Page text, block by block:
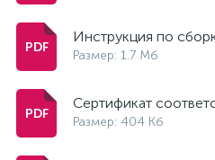
Инструкция по
Размер: 1.7 Мб
Сертификат
Размер: 404 Кб